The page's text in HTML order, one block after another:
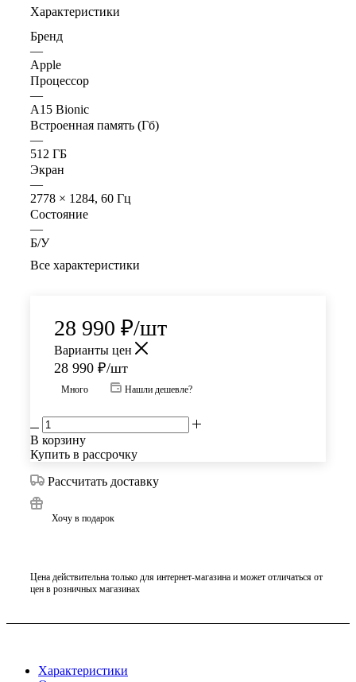
Характеристики
Бренд
—
Apple
Процессор
—
A15 Bionic
Встроенная память (Гб)
—
512 ГБ
Экран
—
2778 × 1284, 60 Гц
Состояние
—
Б/У
Все характеристики
28 990 ₽/шт
Варианты цен
28 990 ₽/шт
Много Нашли дешевле?
В корзину
Купить в рассрочку
Рассчитать доставку
Хочу в подарок
Цена действительна только для интернет-магазина и может отличаться от
цен в розничных магазинах
Характеристики